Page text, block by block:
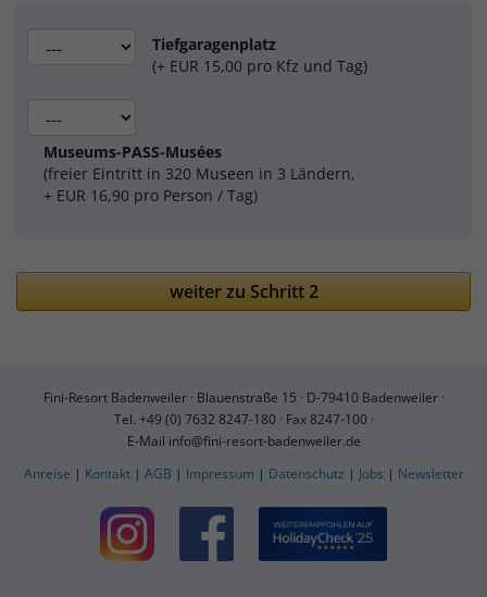
Tiefgaragenplatz
(+ EUR 15,00 pro Kfz und Tag)
Museums-PASS-Musées
(freier Eintritt in 320 Museen in 3 Ländern,
+ EUR 16,90 pro Person / Tag)
weiter zu Schritt 2
Fini-Resort Badenweiler · Blauenstraße 15 · D-79410 Badenweiler ·
Tel. +49 (0) 7632 8247-180 · Fax 8247-100 ·
E-Mail info@fini-resort-badenweiler.de
Anreise | Kontakt| AGB | Impressum | Datenschutz | Jobs | Newsletter